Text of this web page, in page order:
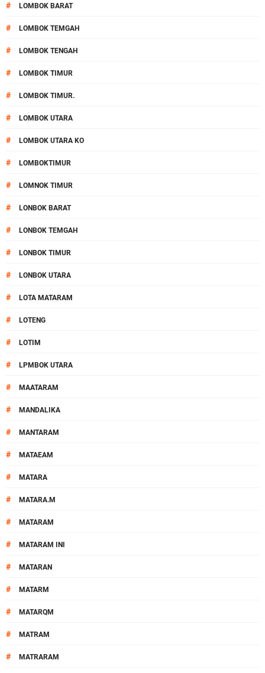
# LOMBOK BARAT
# LOMBOK TEMGAH
# LOMBOK TENGAH
# LOMBOK TIMUR
# LOMBOK TIMUR.
# LOMBOK UTARA
# LOMBOK UTARA KO
# LOMBOKTIMUR
# LOMNOK TIMUR
# LONBOK BARAT
# LONBOK TEMGAH
# LONBOK TIMUR
# LONBOK UTARA
# LOTA MATARAM
# LOTENG
# LOTIM
# LPMBOK UTARA
# MAATARAM
# MANDALIKA
# MANTARAM
# MATAEAM
# MATARA
# MATARA.M
# MATARAM
# MATARAM INI
# MATARAN
# MATARM
# MATARQM
# MATRAM
# MATRARAM